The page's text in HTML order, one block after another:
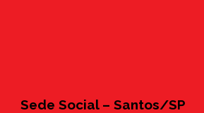
Sede Social – Santos/SP